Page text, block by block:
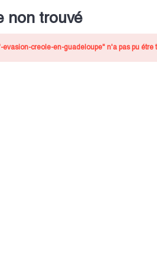
non trouvé
evasion-creole-en-guadeloupe" n'a pas pu étre